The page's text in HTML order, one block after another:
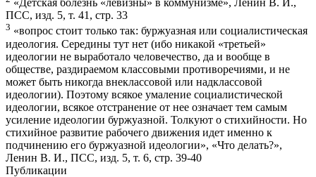
«Детская болезнь «левизны» в коммунизме», Ленин В. И.,
ПСС, изд. 5, т. 41, стр. 33
3 «вопрос стоит только так: буржуазная или социалистическая
идеология. Середины тут нет (ибо никакой «третьей»
идеологии не выработало человечество, да и вообще в
обществе, раздираемом классовыми противоречиями, и не
может быть никогда внеклассовой или надклассовой
идеологии). Поэтому всякое умаление социалистической
идеологии, всякое отстранение от нее означает тем самым
усиление идеологии буржуазной. Толкуют о стихийности. Но
стихийное развитие рабочего движения идет именно к
подчинению его буржуазной идеологии», «Что делать?»,
Ленин В. И., ПСС, изд. 5, т. 6, стр. 39-40
Публикации